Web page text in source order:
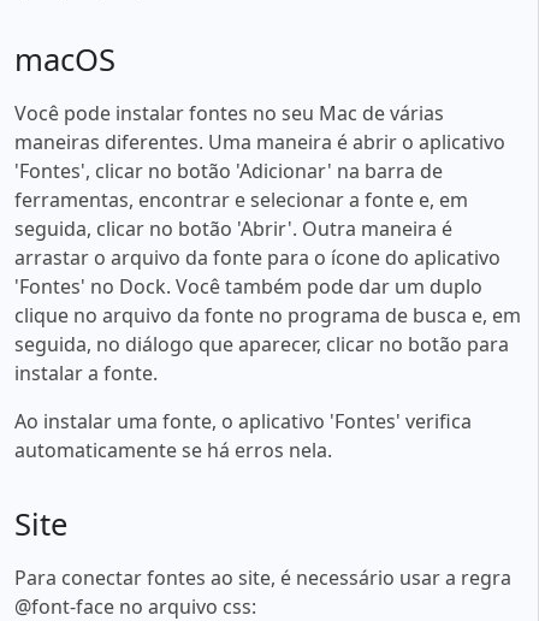
macOS
Você pode instalar fontes no seu Mac de várias
maneiras diferentes. Uma maneira é abrir o aplicativo
'Fontes', clicar no botão 'Adicionar' na barra de
ferramentas, encontrar e selecionar a fonte e, em
seguida, clicar no botão 'Abrir'. Outra maneira é
arrastar o arquivo da fonte para o ícone do aplicativo
'Fontes' no Dock. Você também pode dar um duplo
clique no arquivo da fonte no programa de busca e, em
seguida, no diálogo que aparecer, clicar no botão para
instalar a fonte.
Ao instalar uma fonte, o aplicativo 'Fontes' verifica
automaticamente se há erros nela.
Site
Para conectar fontes ao site, é necessário usar a regra
@font-face no arquivo css: